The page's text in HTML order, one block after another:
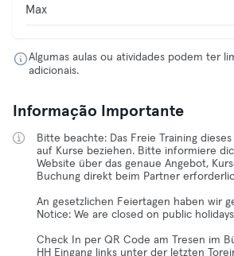
Max
Algumas aulas ou atividades podem ter
adicionais.
Informação Importante
Bitte beachte: Das Freie Training
auf Kurse beziehen. Bitte informiere
Website über das genaue Angebot,
Buchung direkt beim Partner
An gesetzlichen Feiertagen haben wir
Notice: We are closed on public
Check In per QR Code am Tresen im
HH Eingang links unter der letzten